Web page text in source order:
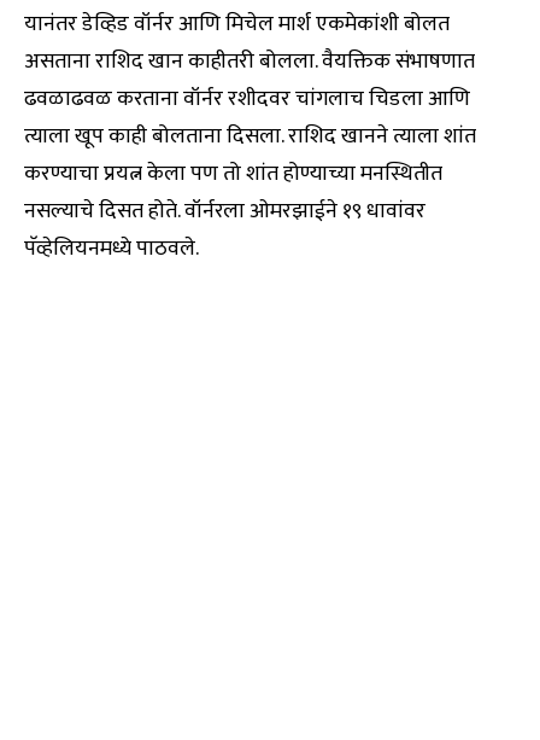
यानंतर डेव्हिड वॉर्नर आणि मिचेल मार्श एकमेकांशी बोलत
असताना राशिद खान काहीतरी बोलला. वैयक्तिक संभाषणात
ढवळाढवळ करताना वॉर्नर रशीदवर चांगलाच चिडला आणि
त्याला खूप काही बोलताना दिसला. राशिद खानने त्याला शांत
करण्याचा प्रयत्न केला पण तो शांत होण्याच्या मनस्थितीत
नसल्याचे दिसत होते. वॉर्नरला ओमरझाईने १९ धावांवर
पॅव्हेलियनमध्ये पाठवले.